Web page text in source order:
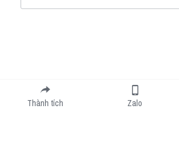
Submit
Thành tích Zalo